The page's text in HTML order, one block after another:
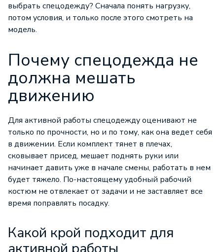
выбрать спецодежду? Сначала понять нагрузку,
потом условия, и только после этого смотреть на
модель.
Почему спецодежда не
должна мешать
движению
Для активной работы спецодеждуоценивают не
только по прочности, но и по тому, как она ведет себя
в движении. Если комплект тянет в плечах,
сковывает присед, мешает поднять руки или
начинает давить уже в начале смены, работать в нем
будет тяжело. По-настоящему удобный рабочий
костюм не отвлекает от задачи и не заставляет все
время поправлять посадку.
Какой крой подходит для